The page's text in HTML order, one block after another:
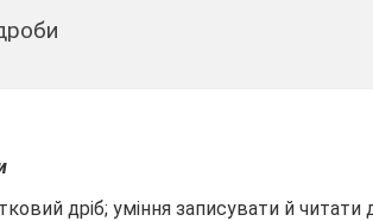
дріб; уміння записувати й читати